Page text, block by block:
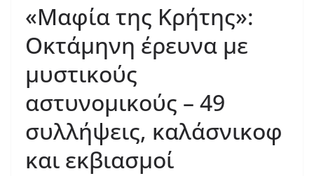
«Μαφία της Κρήτης»:
Οκτάμηνη έρευνα με
μυστικούς
αστυνομικούς – 49
συλλήψεις, καλάσνικοφ
και εκβιασμοί